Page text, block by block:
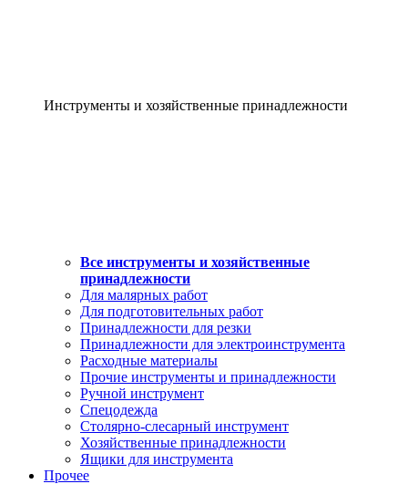
Инструменты и хозяйственные принадлежности
Все инструменты и хозяйственные
принадлежности
Для малярных работ
Для подготовительных работ
Принадлежности для резки
Принадлежности для электроинструмента
Расходные материалы
Прочие инструменты и принадлежности
Ручной инструмент
Спецодежда
Столярно-слесарный инструмент
Хозяйственные принадлежности
Ящики для инструмента
Прочее